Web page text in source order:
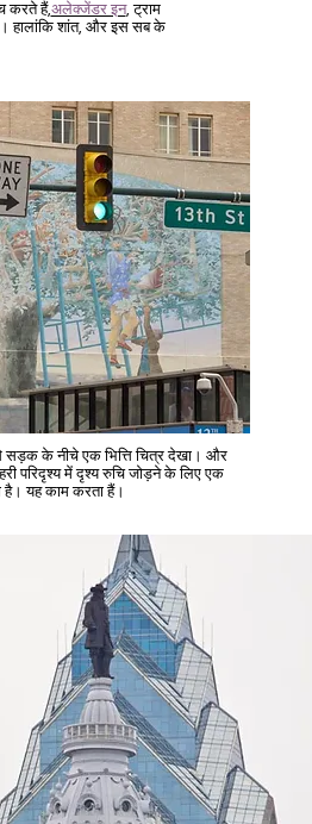
करते हैं,अलेक्जेंडर इन, ट्राम
हालांकि शांत, और इस सब के
सड़क के नीचे एक भित्ति चित्र देखा। और
परिदृश्य में दृश्य रुचि जोड़ने के लिए एक
है। यह काम करता हैं।